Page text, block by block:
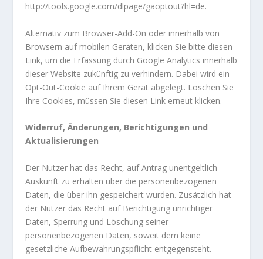
http://tools.google.com/dlpage/gaoptout?hl=de.
Alternativ zum Browser-Add-On oder innerhalb von
Browsern auf mobilen Geräten, klicken Sie bitte diesen
Link, um die Erfassung durch Google Analytics innerhalb
dieser Website zukünftig zu verhindern. Dabei wird ein
Opt-Out-Cookie auf Ihrem Gerät abgelegt. Löschen Sie
Ihre Cookies, müssen Sie diesen Link erneut klicken.
Widerruf, Änderungen, Berichtigungen und
Aktualisierungen
Der Nutzer hat das Recht, auf Antrag unentgeltlich
Auskunft zu erhalten über die personenbezogenen
Daten, die über ihn gespeichert wurden. Zusätzlich hat
der Nutzer das Recht auf Berichtigung unrichtiger
Daten, Sperrung und Löschung seiner
personenbezogenen Daten, soweit dem keine
gesetzliche Aufbewahrungspflicht entgegensteht.